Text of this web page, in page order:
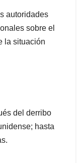
autoridades
sobre el
la situación
del derribo
hasta